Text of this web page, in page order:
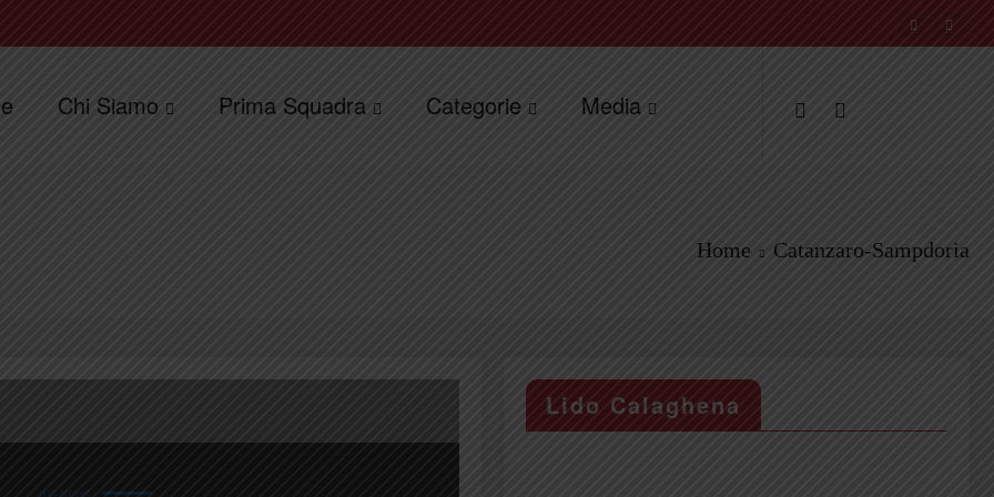
Chi Siamo Prima Squadra Categorie Media
Home Catanzaro-Sampdoria
ILG NEWS
Lido Calaghena